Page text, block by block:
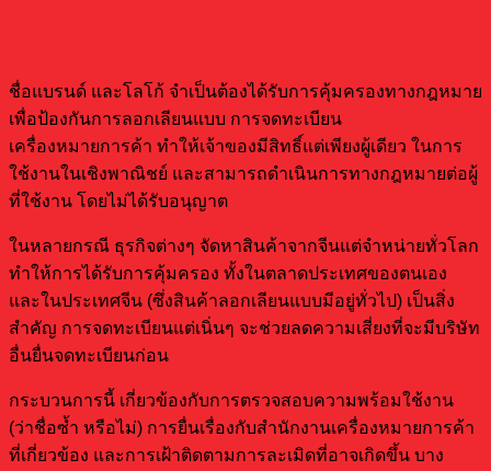
ชื่อแบรนด์ และโลโก้ จำเป็นต้องได้รับการคุ้มครองทางกฎหมาย
เพื่อป้องกันการลอกเลียนแบบ การจดทะเบียน
เครื่องหมายการค้า ทำให้เจ้าของมีสิทธิ์แต่เพียงผู้เดียว ในการ
ใช้งานในเชิงพาณิชย์ และสามารถดำเนินการทางกฎหมายต่อผู้
ที่ใช้งาน โดยไม่ได้รับอนุญาต
ในหลายกรณี ธุรกิจต่างๆ จัดหาสินค้าจากจีนแต่จำหน่ายทั่วโลก
ทำให้การได้รับการคุ้มครอง ทั้งในตลาดประเทศของตนเอง
และในประเทศจีน (ซึ่งสินค้าลอกเลียนแบบมีอยู่ทั่วไป) เป็นสิ่ง
สำคัญ การจดทะเบียนแต่เนิ่นๆ จะช่วยลดความเสี่ยงที่จะมีบริษัท
อื่นยื่นจดทะเบียนก่อน
กระบวนการนี้ เกี่ยวข้องกับการตรวจสอบความพร้อมใช้งาน
(ว่าชื่อซ้ำ หรือไม่) การยื่นเรื่องกับสำนักงานเครื่องหมายการค้า
ที่เกี่ยวข้อง และการเฝ้าติดตามการละเมิดที่อาจเกิดขึ้น บาง